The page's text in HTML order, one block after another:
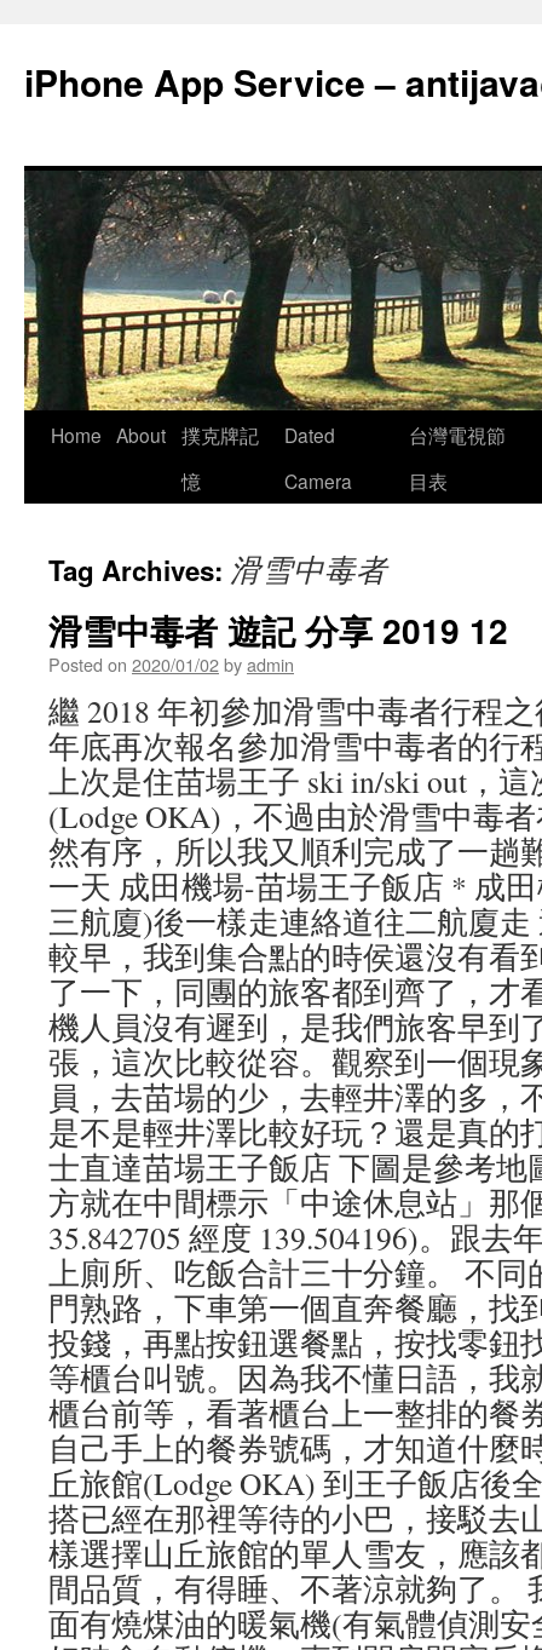
content
iPhone App Service –
Home About 撲克牌記
憶
Dated
Camera
台灣電視節
目表
Tag Archives: 滑雪中毒者
滑雪中毒者 遊記 分享 2019 12
Posted on 2020/01/02byadmin
繼 2018 年初參加滑雪中毒者行程
年底再次報名參加滑雪中毒者的行
上次是住苗場王子 ski in/ski out，
(Lodge OKA)，不過由於滑雪中毒
然有序，所以我又順利完成了一趟
一天 成田機場-苗場王子飯店 * 成
三航廈)後一樣走連絡道往二航廈
較早，我到集合點的時侯還沒有看
了一下，同團的旅客都到齊了，才
機人員沒有遲到，是我們旅客早到
張，這次比較從容。觀察到一個現
員，去苗場的少，去輕井澤的多，
是不是輕井澤比較好玩？還是真的
士直達苗場王子飯店 下圖是參考
方就在中間標示「中途休息站」那
35.842705 經度 139.504196)。跟去
上廁所、吃飯合計三十分鐘。 不
門熟路，下車第一個直奔餐廳，找
投錢，再點按鈕選餐點，按找零鈕
等櫃台叫號。因為我不懂日語，我
櫃台前等，看著櫃台上一整排的餐
自己手上的餐券號碼，才知道什麼
丘旅館(Lodge OKA) 到王子飯店後
搭已經在那裡等待的小巴，接駁去
樣選擇山丘旅館的單人雪友，應該
間品質，有得睡、不著涼就夠了。
面有燒煤油的暖氣機(有氣體偵測